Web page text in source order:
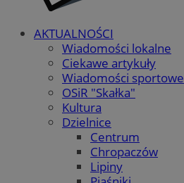
AKTUALNOŚCI
Wiadomości lokalne
Ciekawe artykuły
Wiadomości sportowe
OSiR "Skałka"
Kultura
Dzielnice
Centrum
Chropaczów
Lipiny